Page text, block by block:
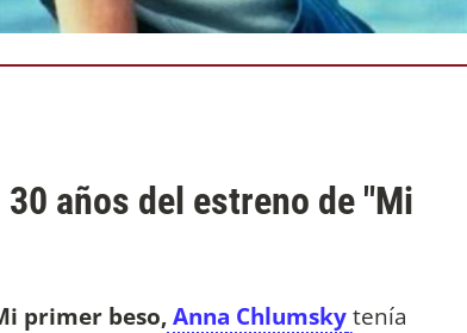
30 años del estreno de "Mi
primer beso,Anna Chlumskytenía